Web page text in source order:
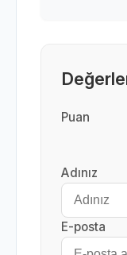
Puan
Adınız
E-posta